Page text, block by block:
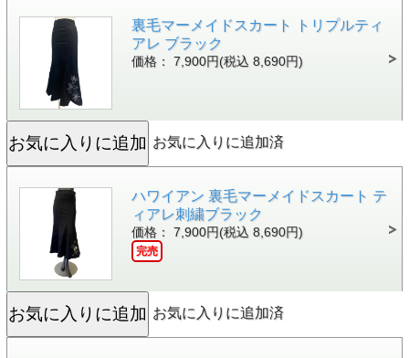
裏毛マーメイドスカート トリプルティ
アレ ブラック
価格： 7,900円(税込 8,690円)
お気に入りに追加済
ハワイアン 裏毛マーメイドスカート テ
ィアレ刺繍ブラック
価格： 7,900円(税込 8,690円)
完売
お気に入りに追加済